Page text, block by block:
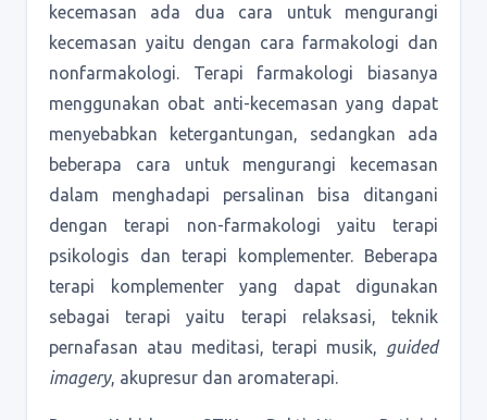
kecemasan ada dua cara untuk mengurangi
kecemasan yaitu dengan cara farmakologi dan
nonfarmakologi. Terapi farmakologi biasanya
menggunakan obat anti-kecemasan yang dapat
menyebabkan ketergantungan, sedangkan ada
beberapa cara untuk mengurangi kecemasan
dalam menghadapi persalinan bisa ditangani
dengan terapi non-farmakologi yaitu terapi
psikologis dan terapi komplementer. Beberapa
terapi komplementer yang dapat digunakan
sebagai terapi yaitu terapi relaksasi, teknik
pernafasan atau meditasi, terapi musik, guided
imagery, akupresur dan aromaterapi.